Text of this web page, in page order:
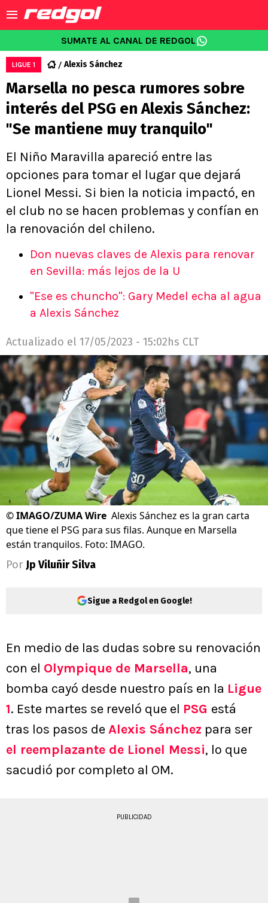
SUMATE AL CANAL DE REDGOL
LIGUE 1 Alexis Sánchez
Marsella no pesca rumores sobre
interés del PSG en Alexis Sánchez:
"Se mantiene muy tranquilo"
El Niño Maravilla apareció entre las
opciones para tomar el lugar que dejará
Lionel Messi. Si bien la noticia impactó, en
el club no se hacen problemas y confían en
la renovación del chileno.
Don nuevas claves de Alexis para renovar
en Sevilla: más lejos de la U
"Ese es chuncho": Gary Medel echa al agua
a Alexis Sánchez
Actualizado el 17/05/2023 - 15:02hs CLT
©IMAGO/ZUMA Wire Alexis Sánchez es la gran carta
que tiene el PSG para sus filas. Aunque en Marsella
están tranquilos. Foto: IMAGO.
Por Jp Viluñir Silva
Sigue a Redgol en Google!
En medio de las dudas sobre su renovación
con el Olympique de Marsella, una
bomba cayó desde nuestro país en la Ligue
1. Este martes se reveló que el PSG está
tras los pasos deAlexis Sánchez para ser
el reemplazante de Lionel Messi, lo que
sacudió por completo al OM.
PUBLICIDAD